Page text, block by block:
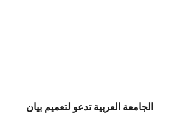
الجامعة العربية تدعو لتعميم بيان